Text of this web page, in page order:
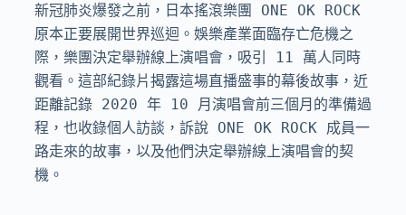
新冠肺炎爆發之前，日本搖滾樂團 ONE OK ROCK
原本正要展開世界巡迴。娛樂產業面臨存亡危機之
際，樂團決定舉辦線上演唱會，吸引 11 萬人同時
觀看。這部紀錄片揭露這場直播盛事的幕後故事，近
距離記錄 2020 年 10 月演唱會前三個月的準備過
程，也收錄個人訪談，訴說 ONE OK ROCK 成員一
路走來的故事，以及他們決定舉辦線上演唱會的契
機。